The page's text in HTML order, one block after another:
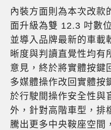
內裝方面則為本次改款
面升級為雙 12.3 吋數
並導入品牌最新的車載
晰度與判讀直覺性均有
意見，終於將實體按鍵
多媒體操作改回實體
於行駛間操作安全性與
外，針對高階車型，排
騰出更多中央鞍座空間